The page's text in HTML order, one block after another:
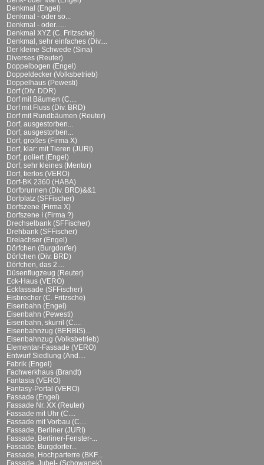
Denkmal (Engel)
Denkmal - oder so...
Denkmal - oder......
Denkmal XYZ (C. Fritzsche)
Denkmal, sehr einfaches (Div....
Der kleine Schwede (Sina)
Diverses (Reuter)
Doppelbogen (Engel)
Doppeldecker (Volksbetrieb)
Doppelhaus (Pewesti)
Dorf (Div. DDR)
Dorf mit Bäumen (C....
Dorf mit Fluss (Div. BRD)
Dorf mit Rundbäumen (Reuter)
Dorf, ausgestorben...
Dorf, ausgestorben...
Dorf, großes (Firma X)
Dorf, klar: mit Tieren (JURI)
Dorf, poliert (Engel)
Dorf, sehr kleines (Mentor)
Dorf, tierlos (VERO)
Dorf-BK 2360 (HABA)
Dorfbrunnen (Div. BRD)&&1
Dorfplatz (SFFischer)
Dorfszene (Firma X)
Dorfszene I (Firma ?)
Drechselbank (SFFischer)
Drehbank (SFFischer)
Dreiachser (Engel)
Dörfchen (Burgdorfer)
Dörfchen (Div. BRD)
Dörfchen, das 2....
Düsenflugzeug (Reuter)
Eck-Haus (VERO)
Eckfassade (SFFischer)
Eisbrecher (C. Fritzsche)
Eisenbahn (Engel)
Eisenbahn (Pewesti)
Eisenbahn, skurril (C....
Eisenbahnzug (BERBIS)...
Eisenbahnzug (Volksbetrieb)
Elementar-Fassade (VERO)
Entwurf Siedlung (And....
Fabrik (Engel)
Fachwerkhaus (Brandt)
Fantasia (VERO)
Fantasy-Portal (VERO)
Fassade (Engel)
Fassade Nr. XX (Reuter)
Fassade mit Uhr (C....
Fassade mit Vorbau (C....
Fassade, Berliner (JURI)
Fassade, Berliner-Fenster-...
Fassade, Burgdorfer...
Fassade, Hochparterre (BKF...
Fassade, Jubel- (Schowanek)